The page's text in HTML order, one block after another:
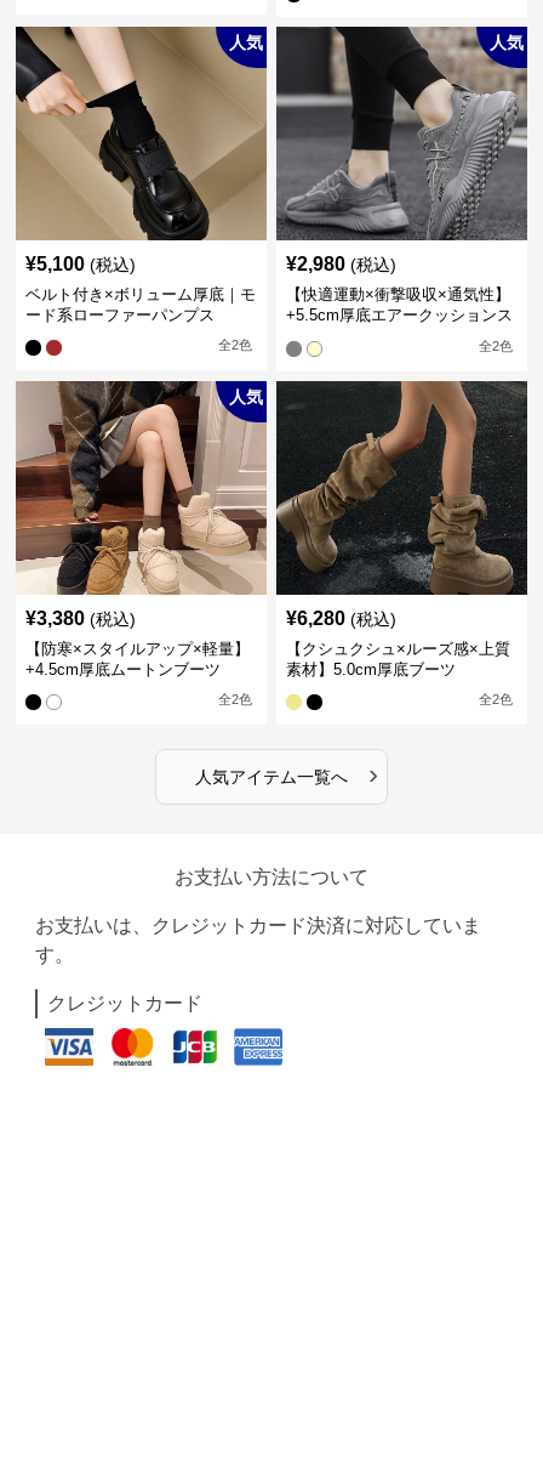
人気
¥5,100 (税込)
ベルト付き×ボリューム厚底｜モ
ード系ローファーパンプス
全2色
人気
¥2,980 (税込)
【快適運動×衝撃吸収×通気性】
+5.5cm厚底エアークッションス
全2色
人気
¥3,380 (税込)
【防寒×スタイルアップ×軽量】
+4.5cm厚底ムートンブーツ
全2色
¥6,280 (税込)
【クシュクシュ×ルーズ感×上質
素材】5.0cm厚底ブーツ
全2色
人気アイテム一覧へ ›
お支払い方法について
お支払いは、クレジットカード決済に対応していま
す。
クレジットカード